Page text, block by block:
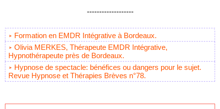
-------------------
Formation en EMDR Intégrative à Bordeaux.
Olivia MERKES, Thérapeute EMDR Intégrative,
Hypnothérapeute près de Bordeaux.
Hypnose de spectacle: bénéfices ou dangers pour le sujet.
Revue Hypnose et Thérapies Brèves n°78.